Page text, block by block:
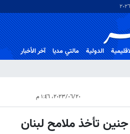
الدولية مالتي مدیا آخر الأخبار
٢٠‏/٠٦‏/٢٠٢٣، ١:٤٦ م
تأخذ ملامح لبنان